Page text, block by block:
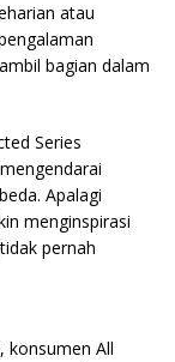
atau
bagian dalam
Series
Apalagi
menginspirasi
pernah
konsumen All